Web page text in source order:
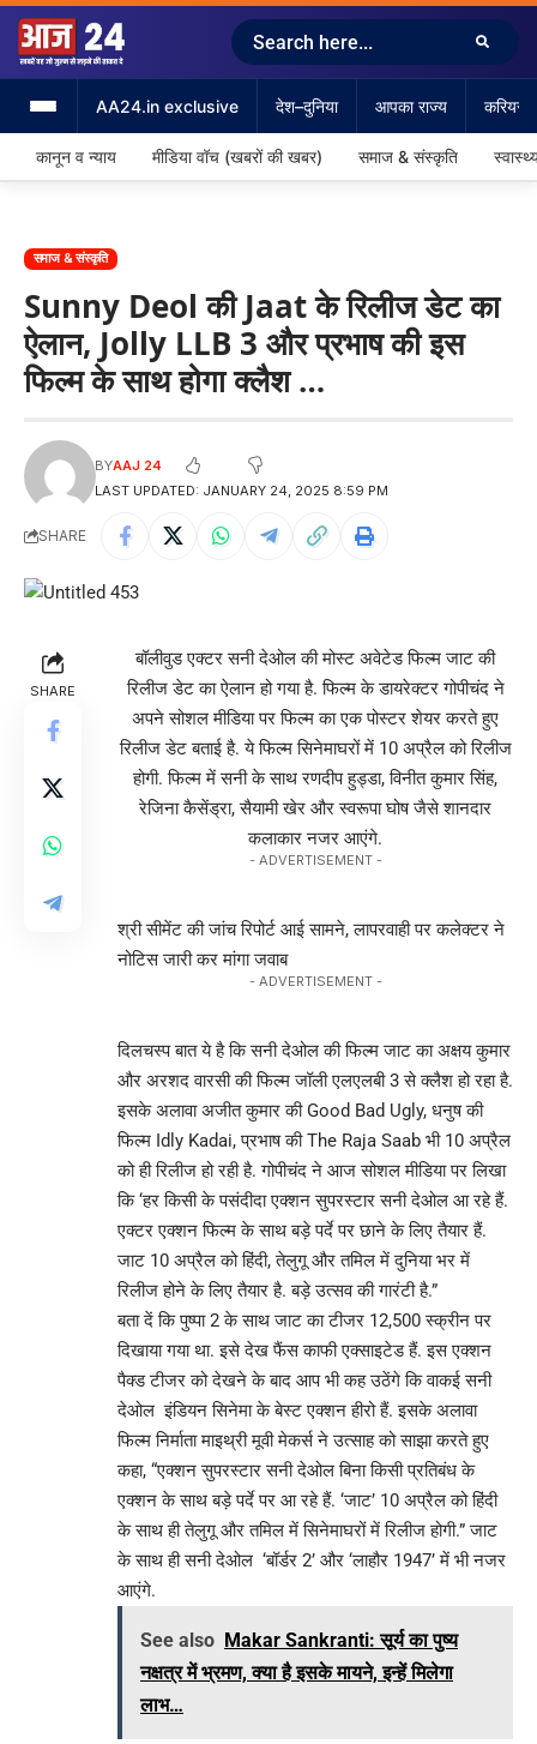
AA24.in exclusive देश–दुनिया आपका राज्य करियर
कानून व न्याय मीडिया वॉच (खबरों की खबर) समाज & संस्कृति
समाज & संस्कृति
Sunny Deol की Jaat के रिलीज डेट का
ऐलान, Jolly LLB 3 और प्रभाष की इस
फिल्म के साथ होगा क्लैश …
LAST UPDATED: JANUARY 24, 2025 8:59 PM
BYAAJ 24
SHARE
SHARE
बॉलीवुड एक्टर सनी देओल की मोस्ट अवेटेड फिल्म जाट की
रिलीज डेट का ऐलान हो गया है. फिल्म के डायरेक्टर गोपीचंद ने
अपने सोशल मीडिया पर फिल्म का एक पोस्टर शेयर करते हुए
रिलीज डेट बताई है. ये फिल्म सिनेमाघरों में 10 अप्रैल को रिलीज
होगी. फिल्म में सनी के साथ रणदीप हुड्डा, विनीत कुमार सिंह,
रेजिना कैसेंड्रा, सैयामी खेर और स्वरूपा घोष जैसे शानदार
कलाकार नजर आएंगे.
- ADVERTISEMENT -
श्री सीमेंट की जांच रिपोर्ट आई सामने, लापरवाही पर कलेक्टर ने
नोटिस जारी कर मांगा जवाब
- ADVERTISEMENT -
दिलचस्प बात ये है कि सनी देओल की फिल्म जाट का अक्षय कुमार
और अरशद वारसी की फिल्म जॉली एलएलबी 3 से क्लैश हो रहा है.
इसके अलावा अजीत कुमार की Good Bad Ugly, धनुष की
फिल्म Idly Kadai, प्रभाष की The Raja Saab भी 10 अप्रैल
को ही रिलीज हो रही है. गोपीचंद ने आज सोशल मीडिया पर लिखा
कि ‘हर किसी के पसंदीदा एक्शन सुपरस्टार सनी देओल आ रहे हैं.
एक्टर एक्शन फिल्म के साथ बड़े पर्दे पर छाने के लिए तैयार हैं.
जाट 10 अप्रैल को हिंदी, तेलुगू और तमिल में दुनिया भर में
रिलीज होने के लिए तैयार है. बड़े उत्सव की गारंटी है.”
बता दें कि पुष्पा 2 के साथ जाट का टीजर 12,500 स्क्रीन पर
दिखाया गया था. इसे देख फैंस काफी एक्साइटेड हैं. इस एक्शन
पैक्ड टीजर को देखने के बाद आप भी कह उठेंगे कि वाकई सनी
देओल इंडियन सिनेमा के बेस्ट एक्शन हीरो हैं. इसके अलावा
फिल्म निर्माता माइथ्री मूवी मेकर्स ने उत्साह को साझा करते हुए
कहा, “एक्शन सुपरस्टार सनी देओल बिना किसी प्रतिबंध के
एक्शन के साथ बड़े पर्दे पर आ रहे हैं. ‘जाट’ 10 अप्रैल को हिंदी
के साथ ही तेलुगू और तमिल में सिनेमाघरों में रिलीज होगी.” जाट
के साथ ही सनी देओल ‘बॉर्डर 2’ और ‘लाहौर 1947’ में भी नजर
आएंगे.
See also Makar Sankranti: सूर्य का पुष्य
नक्षत्र में भ्रमण, क्या है इसके मायने, इन्हें मिलेगा
लाभ…